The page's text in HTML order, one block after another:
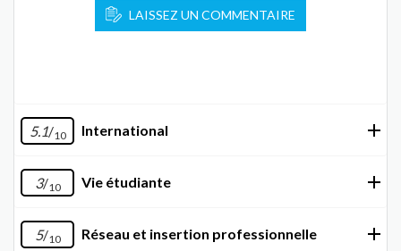
LAISSEZ UN COMMENTAIRE
5.1/10 International
3/10 Vie étudiante
5/10 Réseau et insertion professionnelle